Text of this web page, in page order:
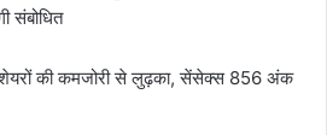
संबोधित
शेयरों की कमजोरी से लुढ़का, सेंसेक्स 856 अंक